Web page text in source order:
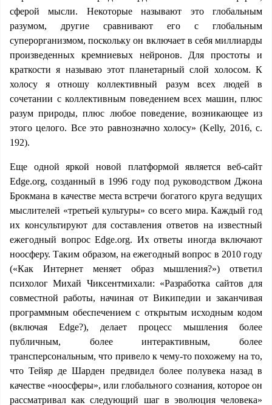
сферой мысли. Некоторые называют это глобальным
разумом, другие сравнивают его с глобальным
суперорганизмом, поскольку он включает в себя миллиарды
произведенных кремниевых нейронов. Для простоты и
краткости я называю этот планетарный слой холосом. К
холосу я отношу коллективный разум всех людей в
сочетании с коллективным поведением всех машин, плюс
разум природы, плюс любое поведение, возникающее из
этого целого. Все это равнозначно холосу» (Kelly, 2016, с.
192).
Еще одной яркой новой платформой является веб-сайт
Edge.org, созданный в 1996 году под руководством Джона
Брокмана в качестве места встречи богатого круга ведущих
мыслителей «третьей культуры» со всего мира. Каждый год
их консультируют для составления ответов на известный
ежегодный вопрос Edge.org. Их ответы иногда включают
ноосферу. Таким образом, на ежегодный вопрос в 2010 году
(«Как Интернет меняет образ мышления?») ответил
психолог Михай Чиксентмихали: «Разработка сайтов для
совместной работы, начиная от Википедии и заканчивая
программным обеспечением с открытым исходным кодом
(включая Edge?), делает процесс мышления более
публичным, более интерактивным, более
трансперсональным, что привело к чему-то похожему на то,
что Тейяр де Шарден предвидел более полувека назад в
качестве «ноосферы», или глобального сознания, которое он
рассматривал как следующий шаг в эволюция человека»